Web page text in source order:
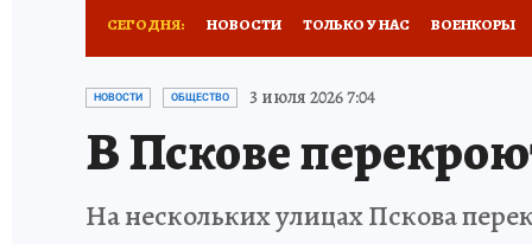
СЕГОДНЯ: НОВОСТИ ТОЛЬКО У НАС ВОЕНКОРЫ
ИСПЫТАНО НА СЕБЕ
НОВОСТИ ОБЩЕСТВО 3 июля 2026 7:04
В Пскове
На нескольких улицах Пскова